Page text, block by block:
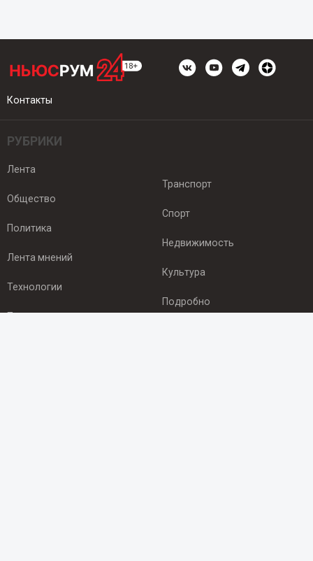
Контакты
РУБРИКИ
Лента
Общество
Политика
Лента мнений
Технологии
Происшествия
Транспорт
Спорт
Недвижимость
Культура
Подробно